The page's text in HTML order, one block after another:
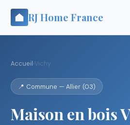
RJ Home France
Accueil›Vichy
📍 Commune — Allier (03)
Maison en bois